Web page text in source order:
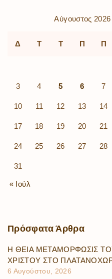
Αύγουστος 2026
Δ Τ Τ Π Π
3 4 5 6 7
10 11 12 13 14
17 18 19 20 21
24 25 26 27 28
31
« Ιούλ
Πρόσφατα Άρθρα
Η ΘΕΙΑ ΜΕΤΑΜΟΡΦΩΣΙΣ
ΧΡΙΣΤΟΥ ΣΤΟ
6 Αυγούστου, 2026